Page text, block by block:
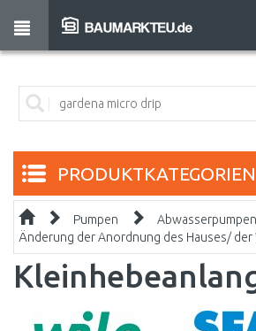
PRODUKTKATEGORIEN
Pumpen
Abwasserpumpen
Änderung der Anordnung des Hauses/ der